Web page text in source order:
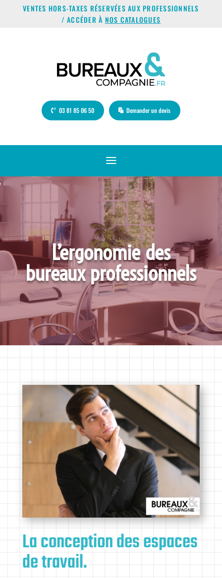
VENTES HORS-TAXES RÉSERVÉES AUX PROFESSIONNELS
/ ACCÉDER À NOS CATALOGUES
03 81 85 06 50 Demander un devis
a
L’ergonomie des
bureaux professionnels
La conception des espaces
de travail.